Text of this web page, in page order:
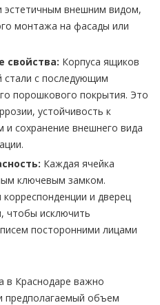
внешним видом,
монтажа на фасады или
Корпуса ящиков
стали с последующим
порошкового покрытия. Это
устойчивость к
сохранение внешнего вида
Каждая ячейка
ключевым замком.
и дверец
чтобы исключить
посторонними лицами
в Краснодаре важно
предполагаемый объем